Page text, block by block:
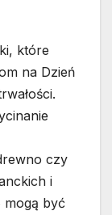
które
na Dzień
czy
i
mogą być